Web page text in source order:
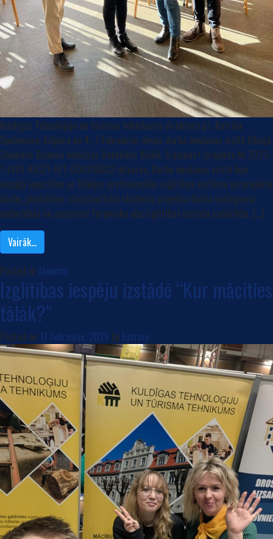
Kuldīgas Tehnoloģiju un tūrisma tehnikuma direktora p.i. Katrīna
Spuleniece-Aišpure no 4.-7.februārim devās darba ēnošanas vizītē Dānijā,
Zēlandes Biznesa koledžas Roskildes filiālē, Erasmus+ projekta Nr.2023-
1-LV01-KA121-VET-000116802 ietvaros. Darba ēnošanas vizītē bija
iespēja iepazīties ar Dānijas profesionālās izglītības sistēmu un projektu
darbu, piedalīties starptautisko studentu projekta darba noslèguma
nodarbībās un apspriest turpmāko abu izglītības iestāžu sadarbību. […]
Vairāk…
Posted in Jaunumi
Izglītības iespēju izstādē “Kur mācīties
tālāk?”
Posted on 17 februāris, 2025 by katrina